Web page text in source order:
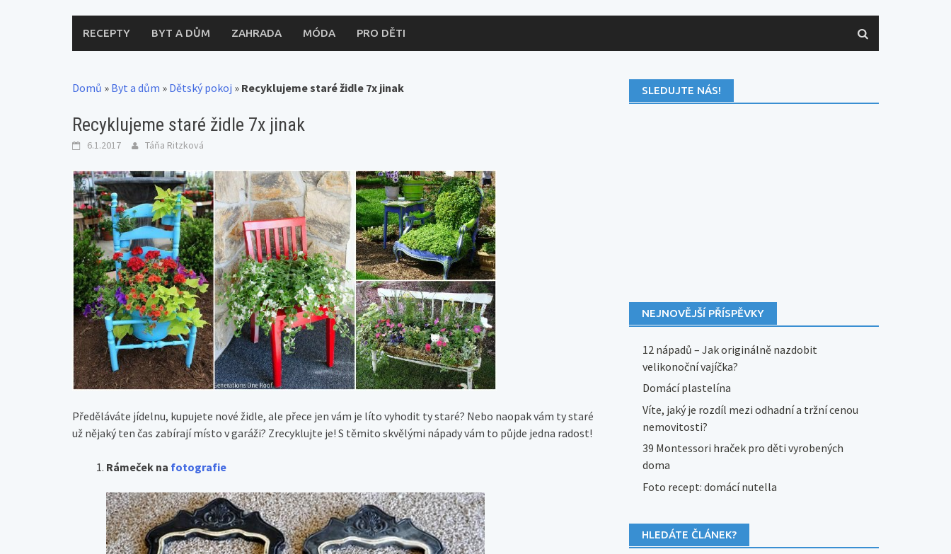
RECEPTY BYT A DŮM ZAHRADA MÓDA PRO DĚTI
Domů » Byt a dům » Dětský pokoj » Recyklujeme staré židle 7x jinak
Recyklujeme staré židle 7x jinak
6.1.2017 Táňa Ritzková
Předěláváte jídelnu, kupujete nové židle, ale přece jen vám je líto vyhodit ty staré? Nebo naopak vám ty staré
už nějaký ten čas zabírají místo v garáži? Zrecyklujte je! S těmito skvělými nápady vám to půjde jedna radost!
Rámeček na fotografie
SLEDUJTE NÁS!
NEJNOVĚJŠÍ PŘÍSPĚVKY
12 nápadů – Jak originálně nazdobit
velikonoční vajíčka?
Domácí plastelína
Víte, jaký je rozdíl mezi odhadní a tržní cenou
nemovitosti?
39 Montessori hraček pro děti vyrobených
doma
Foto recept: domácí nutella
HLEDÁTE ČLÁNEK?